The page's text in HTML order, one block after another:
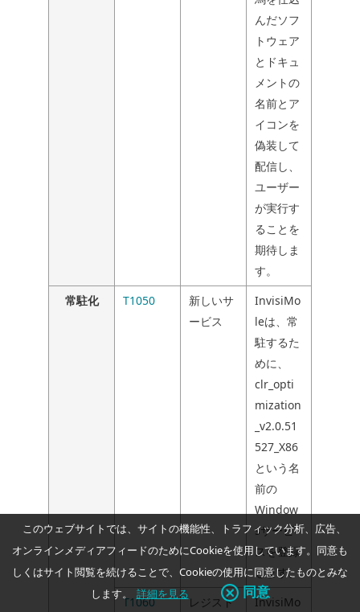
んだソフ
トウェア
とドキュ
メントの
名前とア
イコンを
偽装して
配信し、
ユーザー
が実行す
ることを
期待しま
す。
常駐化
T1050
新しいサ
ービス
InvisiMo
leは、常
駐するた
めに、
clr_opti
mization
_v2.0.51
527_X86
という名
前の
Window
sサービ
スを登録
します。
T1060
レジスト InvisiMo
このウェブサイトでは、サイトの機能性、トラフィック分析、広告、
オンラインメディアフィードのためにCookieを使用しています。同意も
しくはサイト閲覧を続けることで、Cookieの使用に同意したものとみな
します。
詳細を見る 同意